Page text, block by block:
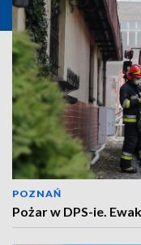
POZNAŃ
Pożar w DPS-ie.